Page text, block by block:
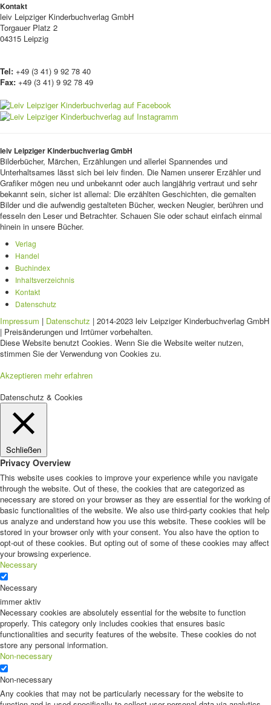
Kontakt
leiv Leipziger Kinderbuchverlag GmbH
Torgauer Platz 2
04315 Leipzig
Tel: +49 (3 41) 9 92 78 40
Fax: +49 (3 41) 9 92 78 49
leiv Leipziger Kinderbuchverlag GmbH
Bilderbücher, Märchen, Erzählungen und allerlei Spannendes und
Unterhaltsames lässt sich bei leiv finden. Die Namen unserer Erzähler und
Grafiker mögen neu und unbekannt oder auch langjährig vertraut und sehr
bekannt sein, sicher ist allemal: Die erzählten Geschichten, die gemalten
Bilder und die aufwendig gestalteten Bücher, wecken Neugier, berühren und
fesseln den Leser und Betrachter. Schauen Sie oder schaut einfach einmal
hinein in unsere Bücher.
Verlag
Handel
Buchindex
Inhaltsverzeichnis
Kontakt
Datenschutz
Impressum | Datenschutz | 2014-2023 leiv Leipziger Kinderbuchverlag GmbH
| Preisänderungen und Irrtümer vorbehalten.
Diese Website benutzt Cookies. Wenn Sie die Website weiter nutzen,
stimmen Sie der Verwendung von Cookies zu.
Akzeptieren mehr erfahren
Datenschutz & Cookies
Schließen
Privacy Overview
This website uses cookies to improve your experience while you navigate
through the website. Out of these, the cookies that are categorized as
necessary are stored on your browser as they are essential for the working of
basic functionalities of the website. We also use third-party cookies that help
us analyze and understand how you use this website. These cookies will be
stored in your browser only with your consent. You also have the option to
opt-out of these cookies. But opting out of some of these cookies may affect
your browsing experience.
Necessary
Necessary
immer aktiv
Necessary cookies are absolutely essential for the website to function
properly. This category only includes cookies that ensures basic
functionalities and security features of the website. These cookies do not
store any personal information.
Non-necessary
Non-necessary
Any cookies that may not be particularly necessary for the website to